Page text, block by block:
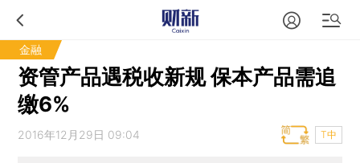
金融
资管产品遇税收新规 保本产品需追
缴6%
2016年12月29日 09:04 T中